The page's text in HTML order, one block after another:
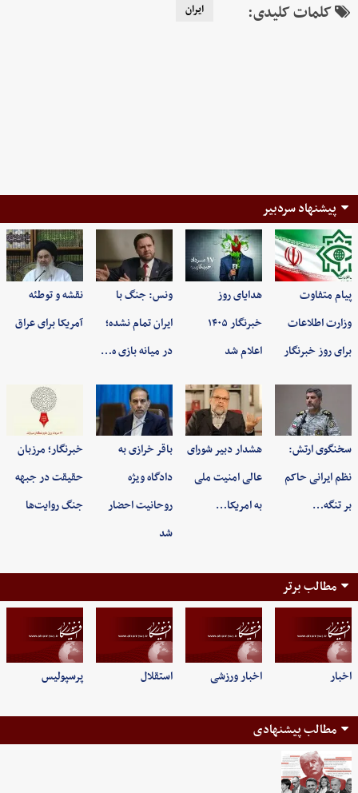
کلمات کلیدی: ایران
پیشنهاد سردبیر
پیام متفاوت
وزارت اطلاعات
برای روز خبرنگار
هدایای روز
خبرنگار ۱۴۰۵
اعلام شد
ونس: جنگ با
ایران تمام نشده؛
در میانه بازی ه…
نقشه و توطئه
آمریکا برای عراق
سخنگوی ارتش:
نظم ایرانی حاکم
بر تنگه…
هشدار دبیر شورای
عالی امنیت ملی
به امریکا…
باقر خرازی به
دادگاه ویژه
روحانیت احضار
شد
خبرنگار؛ مرزبان
حقیقت در جبهه
جنگ روایت‌ها
مطالب برتر
اخبار اخبار ورزشی استقلال پرسپولیس
مطالب پیشنهادی